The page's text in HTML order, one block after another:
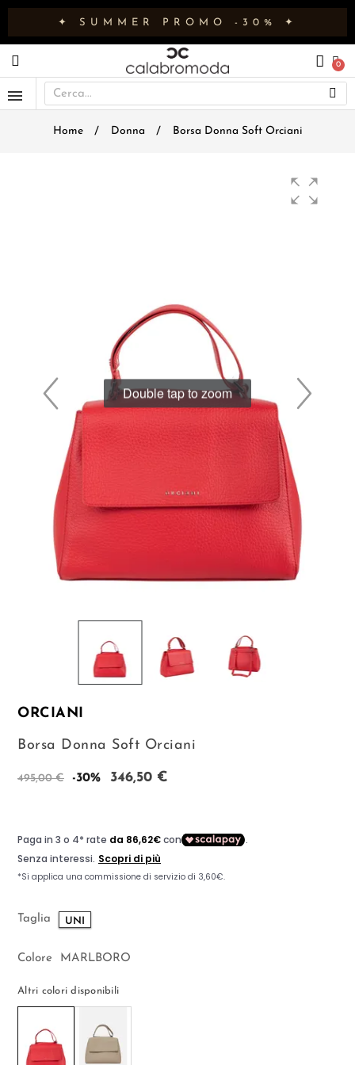
✦ SUMMER PROMO -30% ✦
Home Donna Borsa Donna Soft Orciani
Double tap to zoom
ORCIANI
Borsa Donna Soft Orciani
495,00 € -30% 346,50 €
Taglia UNI
Colore MARLBORO
Altri colori disponibili